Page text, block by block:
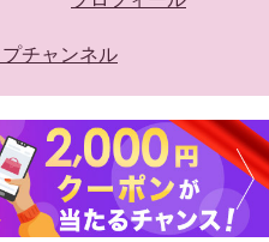
チャンネル